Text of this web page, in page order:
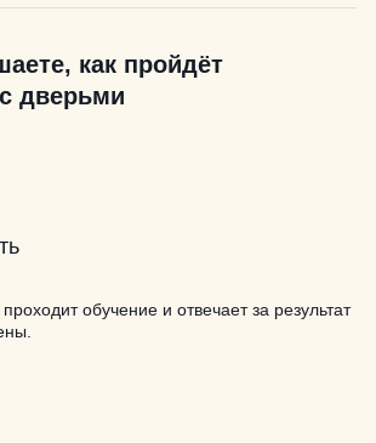
как пройдёт
дверьми
обучение и отвечает за результат